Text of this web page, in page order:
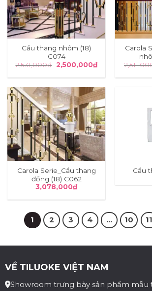
Cầu thang nhôm (18)
C074
2,531,000₫ Giá
gốc
là:
2,500,000₫Giá
hiện
tại
2,500,000₫.
Carola
Carola Serie_Cầu thang
đồng (18) C062
3,078,000₫
Cầu
1 2 3 4 … 10 11
VỀ TILUOKE VIỆT NAM
Showroom trưng bày sản phẩm mẫu